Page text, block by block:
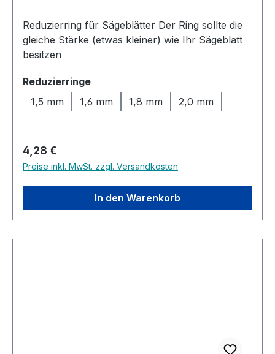
Reduzierring für Sägeblätter Der Ring sollte die
gleiche Stärke (etwas kleiner) wie Ihr Sägeblatt
besitzen
Reduzierringeauswählen
1,5 mm
1,6 mm 1,8 mm 2,0 mm
Regulärer Preis:
4,28 €
Preise inkl. MwSt. zzgl. Versandkosten
In den Warenkorb